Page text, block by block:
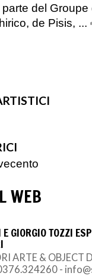
del
de Pisis, ...
WEB
GIORGIO TOZZI
ARTE &
-